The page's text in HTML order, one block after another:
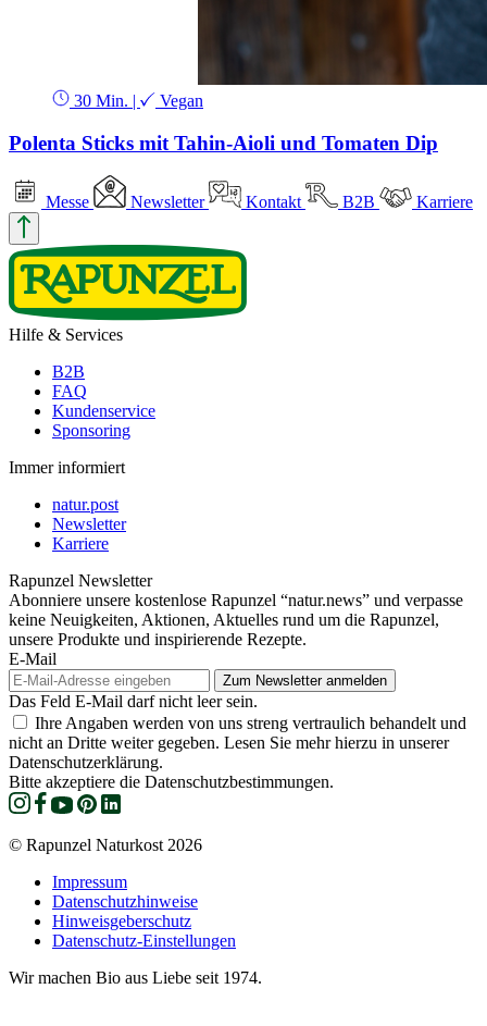
30 Min. | Vegan
Polenta Sticks mit Tahin-Aioli und Tomaten Dip
Messe Newsletter Kontakt B2B Karriere
Hilfe & Services
B2B
FAQ
Kundenservice
Sponsoring
Immer informiert
natur.post
Newsletter
Karriere
Rapunzel Newsletter
Abonniere unsere kostenlose Rapunzel “natur.news” und verpasse
keine Neuigkeiten, Aktionen, Aktuelles rund um die Rapunzel,
unsere Produkte und inspirierende Rezepte.
E-Mail
Das Feld E-Mail darf nicht leer sein.
Ihre Angaben werden von uns streng vertraulich behandelt und
nicht an Dritte weiter gegeben. Lesen Sie mehr hierzu in unserer
Datenschutzerklärung.
Bitte akzeptiere die Datenschutzbestimmungen.
© Rapunzel Naturkost 2026
Impressum
Datenschutzhinweise
Hinweisgeberschutz
Datenschutz-Einstellungen
Wir machen Bio aus Liebe seit 1974.